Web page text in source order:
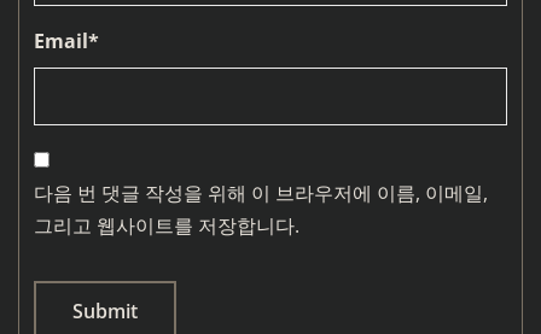
Email*
다음 번 댓글 작성을 위해 이 브라우저에 이름, 이메일,
그리고 웹사이트를 저장합니다.